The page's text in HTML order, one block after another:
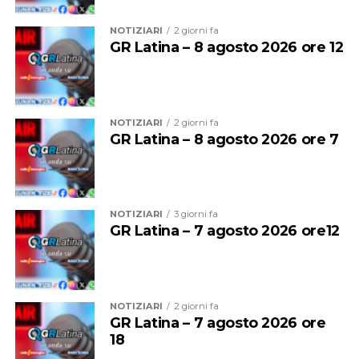
apposita relazione inoltrata dal Comune.
Ad Anzio gli impianti di videosorveglianza saranno
installati in5 siti strategici nel centro cittadino per
un totale di 17 nuove telecamere. L’obiettivo è creare
un modello avanzato di sicurezza integrata per
NOTIZIARI 2 giorni fa
GR Latina – 8 agosto 2026 ore 12
NOTIZIARI 2 giorni fa
GR Latina – 8 agosto 2026 ore 7
NOTIZIARI 3 giorni fa
GR Latina – 7 agosto 2026 ore12
NOTIZIARI 2 giorni fa
GR Latina – 7 agosto 2026 ore
18